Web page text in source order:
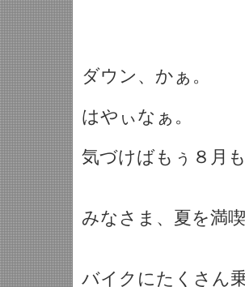
ダウン、かぁ。
はやぃなぁ。
気づけばもぅ８月
みなさま、夏を満
バイクにたくさん